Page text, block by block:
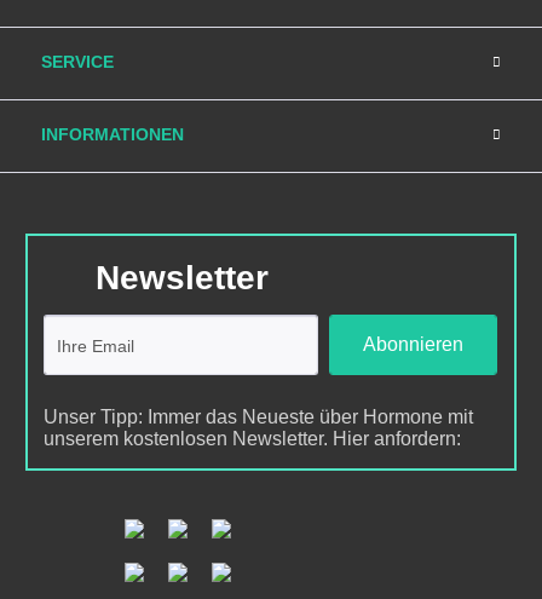
SERVICE
INFORMATIONEN
Newsletter
Abonnieren
Unser Tipp: Immer das Neueste über Hormone mit
unserem kostenlosen Newsletter. Hier anfordern: